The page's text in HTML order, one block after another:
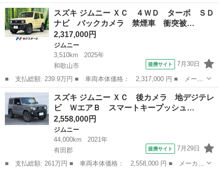
ー名： スズキ ■ 車種名： ジムニー ■ グレード名： ４ＷＤ
ＸＣ 新品タイヤ／保証書／ディスプレイオーディオ９インチ／セー
フティサ...
和歌山 和歌山市 ジムニー
スズキ ジムニー ＸＣ ４ＷＤ ターボ ＳＤ
ナビ バックカメラ 禁煙車 衝突被…
2,317,000円
ジムニー
3,510km
2025年
和歌山市
提携サイト 7月30日
■ 支払総額: 239.9万円 ■ 車両本体価格： 2,317,000 円 ■ メーカ
ー名： スズキ ■ 車種名： ジムニー ■ グレード名： ＸＣ ４
ＷＤ ターボ ＳＤナビ バックカメラ 禁煙車 衝突被害軽減装
置 前席シ...
和歌山 和歌山市 ジムニー
スズキ ジムニー ＸＣ 後カメラ 地デジテレ
ビ ＷエアＢ スマートキープッシュ…
2,558,000円
ジムニー
44,000km
2021年
有田郡
提携サイト 7月29日
■ 支払総額: 261万円 ■ 車両本体価格： 2,558,000 円 ■ メーカー